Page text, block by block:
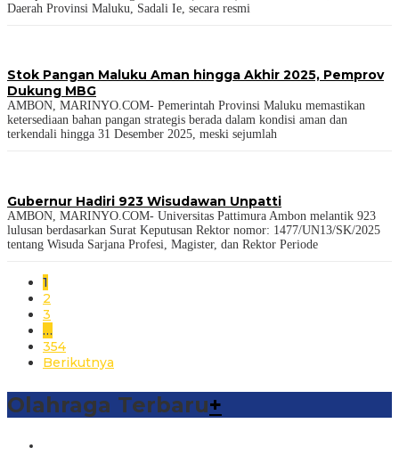
Daerah Provinsi Maluku, Sadali Ie, secara resmi
Stok Pangan Maluku Aman hingga Akhir 2025, Pemprov
Dukung MBG
AMBON, MARINYO.COM- Pemerintah Provinsi Maluku memastikan
ketersediaan bahan pangan strategis berada dalam kondisi aman dan
terkendali hingga 31 Desember 2025, meski sejumlah
Gubernur Hadiri 923 Wisudawan Unpatti
AMBON, MARINYO.COM- Universitas Pattimura Ambon melantik 923
lulusan berdasarkan Surat Keputusan Rektor nomor: 1477/UN13/SK/2025
tentang Wisuda Sarjana Profesi, Magister, dan Rektor Periode
1
2
3
…
354
Berikutnya
Olahraga Terbaru+